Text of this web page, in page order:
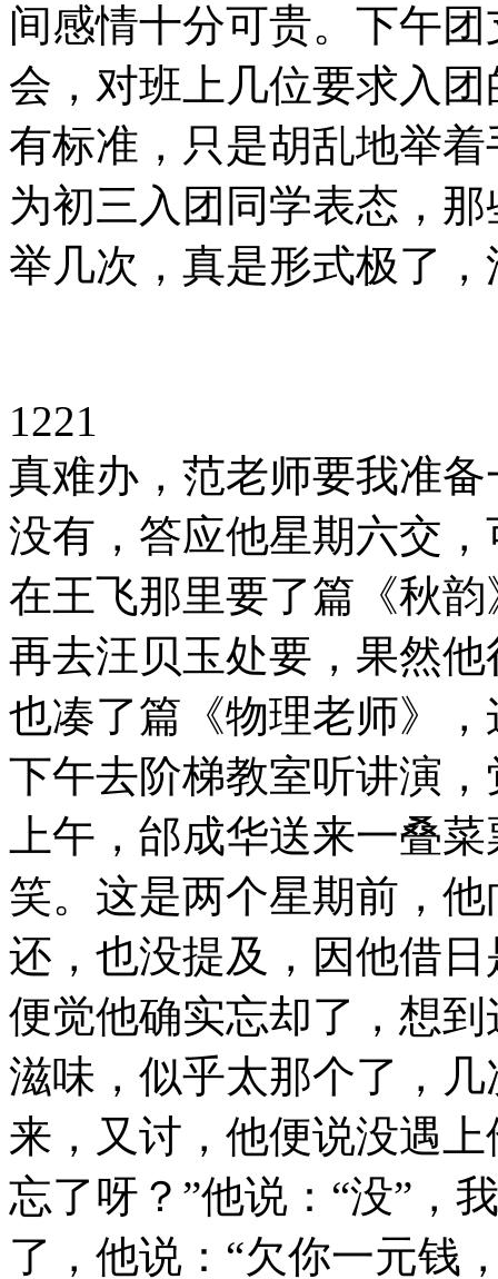
间感情十分可贵。下午
会，对班上几位要求入
有标准，只是胡乱地举
为初三入团同学表态，
举几次，真是形式极了
1221
真难办，范老师要我准
没有，答应他星期六交
在王飞那里要了篇《秋
再去汪贝玉处要，果然
也凑了篇《物理老师》
下午去阶梯教室听讲演
上午，邰成华送来一叠
笑。这是两个星期前，
还，也没提及，因他借
便觉他确实忘却了，想
滋味，似乎太那个了，
来，又讨，他便说没遇
忘了呀？”他说：“没”，
了，他说：“欠你一元钱